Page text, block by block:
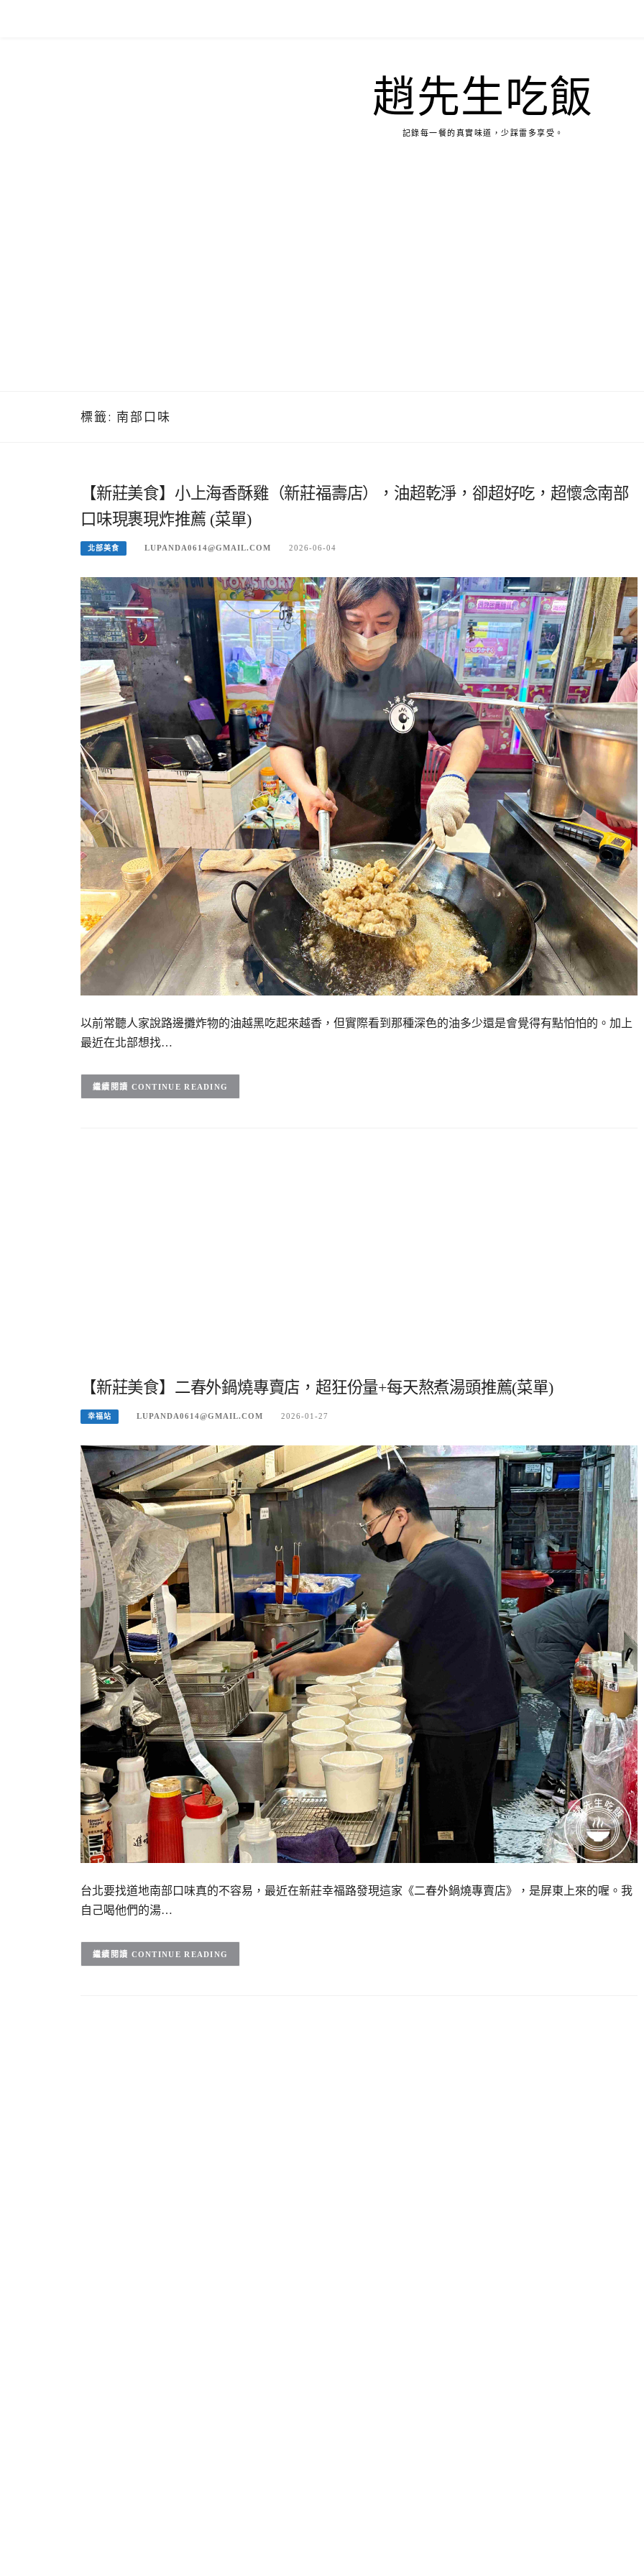
趙先生吃飯
記錄每一餐的真實味道，少踩雷多享受。
標籤: 南部口味
【新莊美食】小上海香酥雞（新莊福壽店），油超乾淨，卻超好吃，超懷念南部
口味現裹現炸推薦 (菜單)
北部美食 LUPANDA0614@GMAIL.COM 2026-06-04
以前常聽人家說路邊攤炸物的油越黑吃起來越香，但實際看到那種深色的油多少還是會覺得有點怕怕的。加上
最近在北部想找…
CONTINUE READING
【新莊美食】二春外鍋燒專賣店，超狂份量+每天熬煮湯頭推薦(菜單)
幸福站 LUPANDA0614@GMAIL.COM 2026-01-27
台北要找道地南部口味真的不容易，最近在新莊幸福路發現這家《二春外鍋燒專賣店》，是屏東上來的喔。我
自己喝他們的湯…
CONTINUE READING